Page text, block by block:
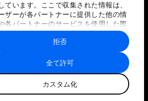
ています。ここで収集された情報は、
ザーが各パートナーに提供した他の情
各パートナーのサービスを使用した際
集された情報と組み合わされ、各パー
ーによって使用されることがありま
全て許可
カスタム化
拒否
バシーポリシーと利用規約
サイトマップ
世界経済フォーラム